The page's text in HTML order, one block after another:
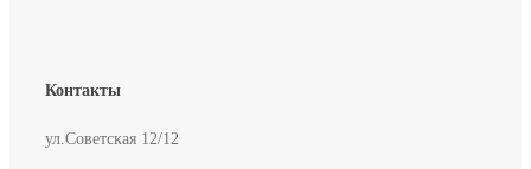
Контакты
ул.Советская 12/12